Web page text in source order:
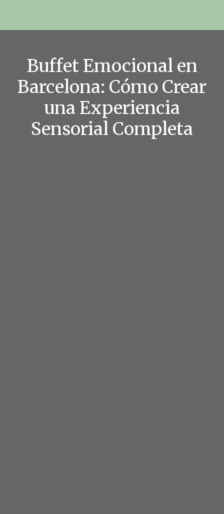
Buffet Emocional en
Barcelona: Cómo Crear
una Experiencia
Sensorial Completa